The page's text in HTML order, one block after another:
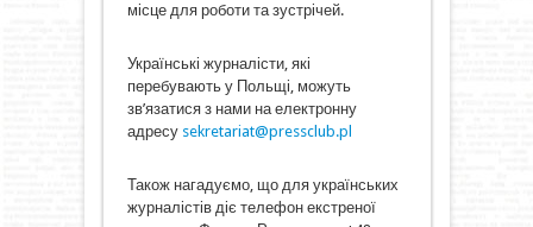
місце для роботи та зустрічей.
Українські журналісти, які
перебувають у Польщі, можуть
зв’язатися з нами на електронну
адресу sekretariat@pressclub.pl
Також нагадуємо, що для українських
журналістів діє телефон екстреної